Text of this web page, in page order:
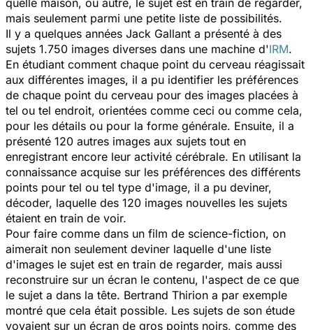
mais seulement parmi une petite liste de possibilités.
Il y a quelques années Jack Gallant a présenté à des
sujets 1.750 images diverses dans une machine d'IRM.
En étudiant comment chaque point du cerveau réagissait
aux différentes images, il a pu identifier les préférences
de chaque point du cerveau pour des images placées à
tel ou tel endroit, orientées comme ceci ou comme cela,
pour les détails ou pour la forme générale. Ensuite, il a
présenté 120 autres images aux sujets tout en
enregistrant encore leur activité cérébrale. En utilisant la
connaissance acquise sur les préférences des différents
points pour tel ou tel type d'image, il a pu deviner,
décoder, laquelle des 120 images nouvelles les sujets
étaient en train de voir.
Pour faire comme dans un film de science-fiction, on
aimerait non seulement deviner laquelle d'une liste
d'images le sujet est en train de regarder, mais aussi
reconstruire sur un écran le contenu, l'aspect de ce que
le sujet a dans la tête. Bertrand Thirion a par exemple
montré que cela était possible. Les sujets de son étude
voyaient sur un écran de gros points noirs, comme des